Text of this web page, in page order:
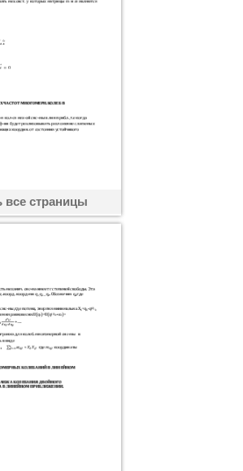
все страницы